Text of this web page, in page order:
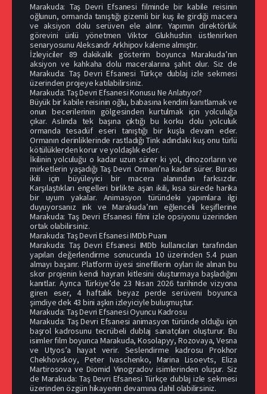
Marakuda: Taş Devri Efsanesi filminde bir kabile reisinin
oğlunun, ormanda tanıştığı gizemli bir kuş ile girdiği macera
ve aksiyon dolu serüven ele alınır. Yapımın direktörlük
görevini ünlü yönetmen Viktor Glukhushin üstlenirken
senaryosunu Aleksandr Arkhipov kaleme almıştır.
İzleyiciler 89 dakikalık gösterim boyunca Marakuda’nın
aksiyon ve kahkaha dolu maceralarına şahit olur. Siz de
Marakuda: Taş Devri Efsanesi Türkçe dublaj izle sekmesi
üzerinden projeye katılabilirsiniz.
Marakuda: Taş Devri Efsanesi Konusu Ne Anlatıyor?
Büyük bir kabile reisinin oğlu, babasına kendini kanıtlamak ve
onun becerilerinin gölgesinden kurtulmak için yolculuğa
çıkar. Aslında tek başına çıktığı bu korku dolu yolculuk
ormanda tesadüf eseri tanıştığı bir kuşla devam eder.
Ormanın derinliklerinde rastladığı Tink adındaki kuş onu türlü
kötülüklerden korur ve yoldaşlık eder.
İkilinin yolculuğu o kadar uzun sürer ki yol, dinozorların ve
mirketlerin yaşadığı Taş Devri Ormanı’na kadar sürer. Burası
ikili için büyüleyici bir macera alanından farksızdır.
Karşılaştıkları engelleri birlikte aşan ikili, kısa sürede harika
bir uyum yakalar. Animasyon türündeki yapımlara ilgi
duyuyorsanız ink ve Marakuda’nın eğlenceli keşiflerine
Marakuda: Taş Devri Efsanesi filmi izle opsiyonu üzerinden
ortak olabilirsiniz.
Marakuda: Taş Devri Efsanesi IMDb Puanı
Marakuda: Taş Devri Efsanesi IMDb kullanıcıları tarafından
yapılan değerlendirme sonucunda 10 üzerinden 5.4 puan
almayı başarır. Platform üyesi sinefillerin oyları ile alınan bu
skor projenin kendi hayran kitlesini oluşturmaya başladığını
kanıtlar. Ayrıca Türkiye’de 23 Nisan 2026 tarihinde vizyona
giren eser, 4 haftalık beyaz perde serüveni boyunca
şimdiye dek 43 bini aşkın izleyiciyle buluşmuştur.
Marakuda: Taş Devri Efsanesi Oyuncu Kadrosu
Marakuda: Taş Devri Efsanesi animasyon türünde olduğu için
başrol kadrosunu tecrübeli dublaj sanatçıları oluşturur. Bu
isimler film boyunca Marakuda, Kosolapyy, Rozovaya, Vesna
ve Utyos’a hayat verir. Seslendirme kadrosu Prokhor
Chekhovskoy, Peter Ivaschenko, Marina Lisoevts, Eliza
Martirosova ve Diomid Vinogradov isimlerinden oluşur. Siz
de Marakuda: Taş Devri Efsanesi Türkçe dublaj izle sekmesi
üzerinden özgün hikayenin devamına dahil olabilirsiniz.